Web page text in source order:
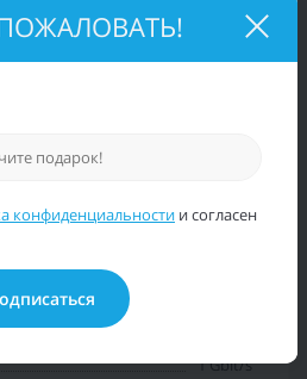
(0)
1 Gbit/s
конфиденциальности и согласен